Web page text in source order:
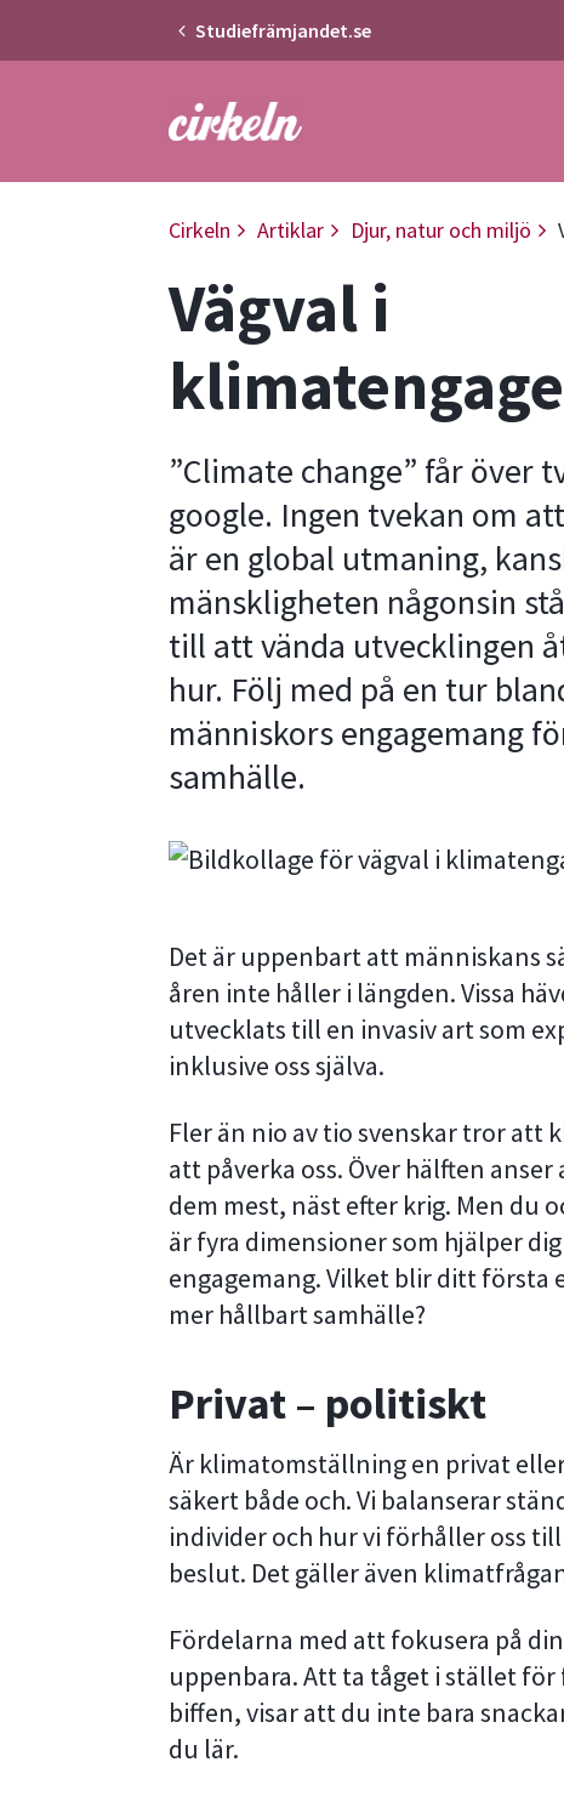
Studiefrämjandet.se
Gå till studiefrämjandets startsida
Cirkeln Artiklar Djur, natur och miljö
Vägval i
”Climate change” får över
google. Ingen tvekan om
är en global utmaning,
mänskligheten någonsin
till att vända utvecklingen
hur. Följ med på en tur
människors engagemang
samhälle.
Det är uppenbart att människans
åren inte håller i längden. Vissa
utvecklats till en invasiv art som
inklusive oss själva.
Fler än nio av tio svenskar tror
att påverka oss. Över hälften
dem mest, näst efter krig. Men du
är fyra dimensioner som hjälper
engagemang. Vilket blir ditt första
mer hållbart samhälle?
Privat – politiskt
Är klimatomställning en privat
säkert både och. Vi balanserar
individer och hur vi förhåller oss
beslut. Det gäller även
Fördelarna med att fokusera på
uppenbara. Att ta tåget i stället
biffen, visar att du inte bara
du lär.